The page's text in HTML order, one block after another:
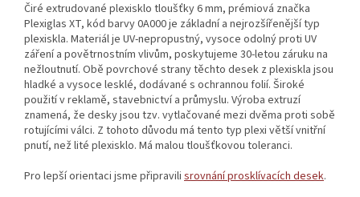
Čiré extrudované plexisklo tloušťky 6 mm, prémiová značka
Plexiglas XT, kód barvy 0A000 je základní a nejrozšířenější typ
plexiskla. Materiál je UV-nepropustný, vysoce odolný proti UV
záření a povětrnostním vlivům, poskytujeme 30-letou záruku na
nežloutnutí. Obě povrchové strany těchto desek z plexiskla jsou
hladké a vysoce lesklé, dodávané s ochrannou folií. Široké
použití v reklamě, stavebnictví a průmyslu. Výroba extruzí
znamená, že desky jsou tzv. vytlačované mezi dvěma proti sobě
rotujícími válci. Z tohoto důvodu má tento typ plexi větší vnitřní
pnutí, než lité plexisklo. Má malou tloušťkovou toleranci.
Pro lepší orientaci jsme připravili srovnání prosklívacích desek.